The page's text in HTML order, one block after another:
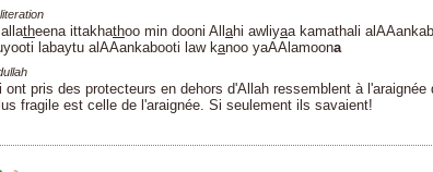
theena ittakhathoo min dooni All ahi awliyaa kamathali
labaytu alAAankabooti law kanoo yaAAlamoona
ont pris des protecteurs en dehors d'Allah ressemblent à
fragile est celle de l'araignée. Si seulement ils savaient!